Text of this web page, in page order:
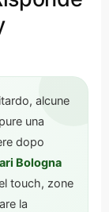
alcune
una
dopo
Bologna
touch, zone
la